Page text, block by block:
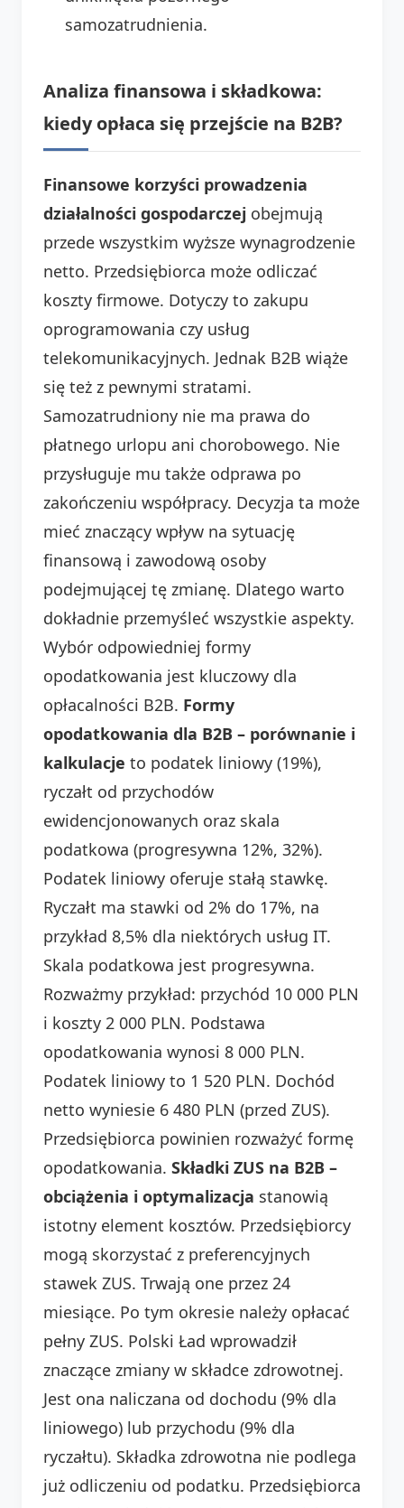
samozatrudnienia.
Analiza finansowa i składkowa:
kiedy opłaca się przejście na B2B?
Finansowe korzyści prowadzenia
działalności gospodarczej obejmują
przede wszystkim wyższe wynagrodzenie
netto. Przedsiębiorca może odliczać
koszty firmowe. Dotyczy to zakupu
oprogramowania czy usług
telekomunikacyjnych. Jednak B2B wiąże
się też z pewnymi stratami.
Samozatrudniony nie ma prawa do
płatnego urlopu ani chorobowego. Nie
przysługuje mu także odprawa po
zakończeniu współpracy. Decyzja ta może
mieć znaczący wpływ na sytuację
finansową i zawodową osoby
podejmującej tę zmianę. Dlatego warto
dokładnie przemyśleć wszystkie aspekty.
Wybór odpowiedniej formy
opodatkowania jest kluczowy dla
opłacalności B2B. Formy
opodatkowania dla B2B – porównanie i
kalkulacje to podatek liniowy (19%),
ryczałt od przychodów
ewidencjonowanych oraz skala
podatkowa (progresywna 12%, 32%).
Podatek liniowy oferuje stałą stawkę.
Ryczałt ma stawki od 2% do 17%, na
przykład 8,5% dla niektórych usług IT.
Skala podatkowa jest progresywna.
Rozważmy przykład: przychód 10 000 PLN
i koszty 2 000 PLN. Podstawa
opodatkowania wynosi 8 000 PLN.
Podatek liniowy to 1 520 PLN. Dochód
netto wyniesie 6 480 PLN (przed ZUS).
Przedsiębiorca powinien rozważyć formę
opodatkowania. Składki ZUS na B2B –
obciążenia i optymalizacja stanowią
istotny element kosztów. Przedsiębiorcy
mogą skorzystać z preferencyjnych
stawek ZUS. Trwają one przez 24
miesiące. Po tym okresie należy opłacać
pełny ZUS. Polski Ład wprowadził
znaczące zmiany w składce zdrowotnej.
Jest ona naliczana od dochodu (9% dla
liniowego) lub przychodu (9% dla
ryczałtu). Składka zdrowotna nie podlega
już odliczeniu od podatku. Przedsiębiorca